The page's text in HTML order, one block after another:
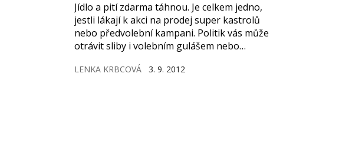
Jídlo a pití zdarma táhnou. Je celkem jedno,
jestli lákají k akci na prodej super kastrolů
nebo předvolební kampani. Politik vás může
otrávit sliby i volebním gulášem nebo
LENKA KRBCOVÁ 3. 9. 2012